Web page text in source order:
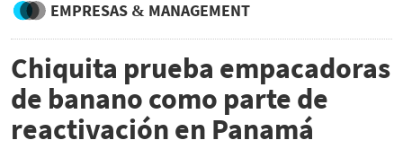
EMPRESAS & MANAGEMENT
Chiquita prueba empacadoras
de banano como parte de
reactivación en Panamá